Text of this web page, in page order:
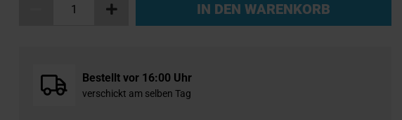
IN DEN WARENKORB
Bestellt vor 16:00 Uhr
verschickt am selben Tag